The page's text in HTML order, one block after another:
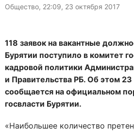
Общество, 22:09, 23 октября 2017
118 заявок на вакантные
Бурятии поступило в комитет
кадровой политики
и Правительства РБ. Об этом 23
сообщается на официальном
госвласти Бурятии.
«Наибольшее количество